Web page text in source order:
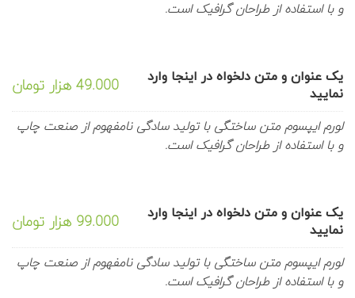
و با استفاده از طراحان گرافیک است.
یک عنوان و متن دلخواه در اینجا وارد
نمایید
49.000 هزار تومان
لورم ایپسوم متن ساختگی با تولید سادگی نامفهوم از صنعت چاپ
و با استفاده از طراحان گرافیک است.
یک عنوان و متن دلخواه در اینجا وارد
نمایید
99.000 هزار تومان
لورم ایپسوم متن ساختگی با تولید سادگی نامفهوم از صنعت چاپ
و با استفاده از طراحان گرافیک است.